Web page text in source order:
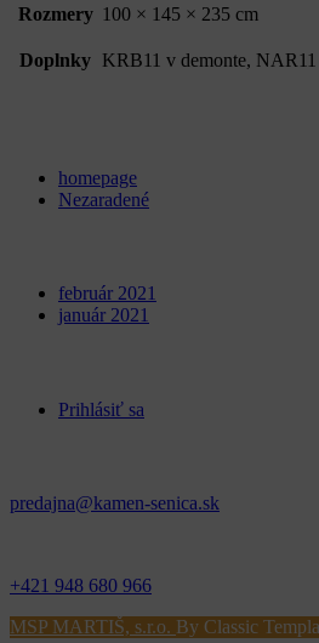
Rozmery 100 × 145 × 235 cm
Doplnky KRB11 v demonte,
homepage
Nezaradené
február 2021
január 2021
Prihlásiť sa
predajna@kamen-senica.sk
+421 948 680 966
MSP MARTIŠ, s.r.o. By Classic